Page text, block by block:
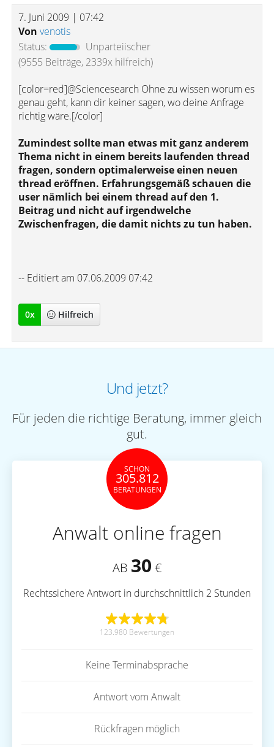
7. Juni 2009 | 07:42
Von venotis
Status:
Unparteiischer
(9555 Beiträge, 2339x hilfreich)
[color=red]@Sciencesearch Ohne zu wissen worum es
genau geht, kann dir keiner sagen, wo deine Anfrage
richtig wäre.[/color]
Zumindest sollte man etwas mit ganz anderem
Thema nicht in einem bereits laufenden thread
fragen, sondern optimalerweise einen neuen
thread eröffnen. Erfahrungsgemäß schauen die
user nämlich bei einem thread auf den 1.
Beitrag und nicht auf irgendwelche
Zwischenfragen, die damit nichts zu tun haben.
-- Editiert am 07.06.2009 07:42
0x Hilfreich
Und jetzt?
Für jeden die richtige Beratung, immer gleich
gut.
SCHON
305.812
BERATUNGEN
Anwalt online fragen
AB 30 €
Rechtssichere Antwort in durchschnittlich 2 Stunden
123.980 Bewertungen
Keine Terminabsprache
Antwort vom Anwalt
Rückfragen möglich